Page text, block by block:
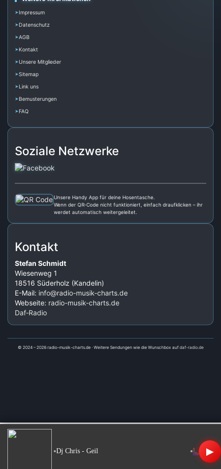
Impressum
Datenschutz
AGB
Kontakt
Unsere Mitglieder
Sitemap
Link uns
Bemusterungen
FAQ
Soziale Netzwerke
Unsere Handy App für deine Hosentasche.
Wenn der QR‑Code nicht funktioniert, einfach draufklicken – ihr
werdet automatisch weitergeleitet.
Kontakt
Stefan Schmidt
Wiesenweg 1
18516 Süderholz (Kandelin)
E-Mail: info@radio-musik-charts.de
Webseite: radio-musik-charts.de
Daf‑Radio
© 2024 – 2026 radio-musik-charts.de · Weitere Sendungen wie die Wunschbox auf daf-radio.de
•Dj Chris - Geil • ▶